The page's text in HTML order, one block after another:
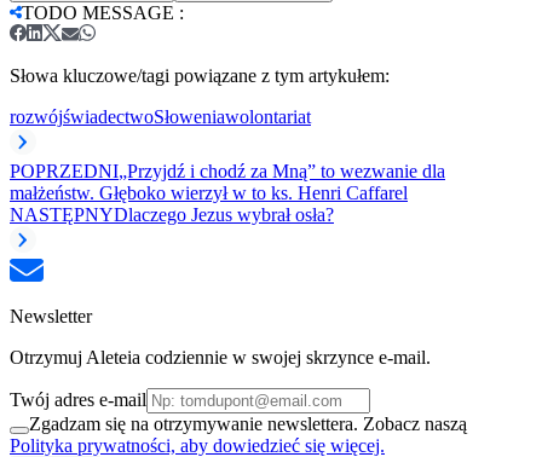
TODO MESSAGE :
Słowa kluczowe/tagi powiązane z tym artykułem:
rozwójświadectwoSłoweniawolontariat
POPRZEDNI„Przyjdź i chodź za Mną” to wezwanie dla
małżeństw. Głęboko wierzył w to ks. Henri Caffarel
NASTĘPNYDlaczego Jezus wybrał osła?
Newsletter
Otrzymuj Aleteia codziennie w swojej skrzynce e-mail.
Twój adres e-mail
Zgadzam się na otrzymywanie newslettera. Zobacz naszą
Polityka prywatności, aby dowiedzieć się więcej.